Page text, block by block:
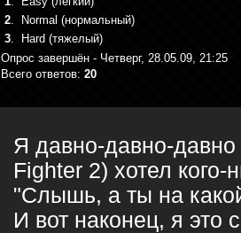
2.
Normal (нормальный)
3.
Hard (тяжелый)
Опрос завершён - Четверг, 28.05.09, 21:25
Всего ответов: 20
Я давно-давно-давно
Fighter 2) хотел кого-
"Слышь, а ты на
И вот наконец, я это